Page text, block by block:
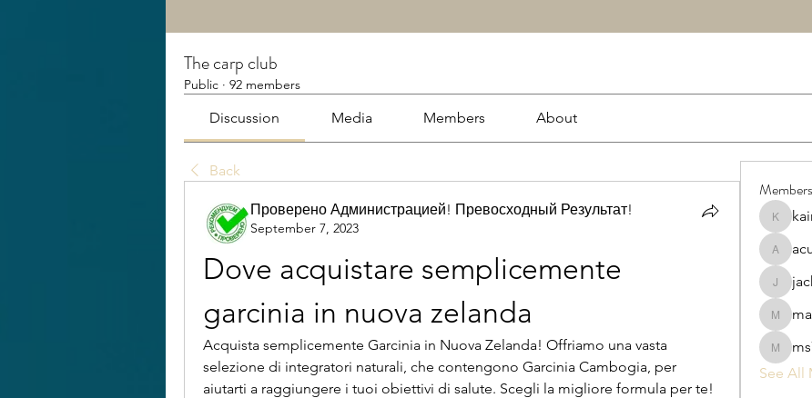
The carp club
Public · 92 members
Discussion Media Members About
Back
Проверено Администрацией! Превосходный Результат!
September 7, 2023
Dove acquistare semplicemente
garcinia in nuova zelanda
Acquista semplicemente Garcinia in Nuova Zelanda! Offriamo una vasta
selezione di integratori naturali, che contengono Garcinia Cambogia, per
aiutarti a raggiungere i tuoi obiettivi di salute. Scegli la migliore formula per te!
Members
See All